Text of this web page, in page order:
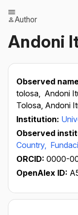
Author
Andoni
Observed
tolosa, Andoni
Tolosa, Andoni
Institution:
Observed
Country,
ORCID: 0000-
OpenAlex ID: